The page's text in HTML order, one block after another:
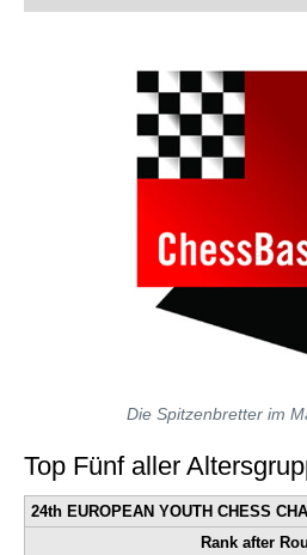
individueller als je zuvor.
Die Spitzenbretter im
Top Fünf aller
24th EUROPEAN YOUTH CHESS
Rank after